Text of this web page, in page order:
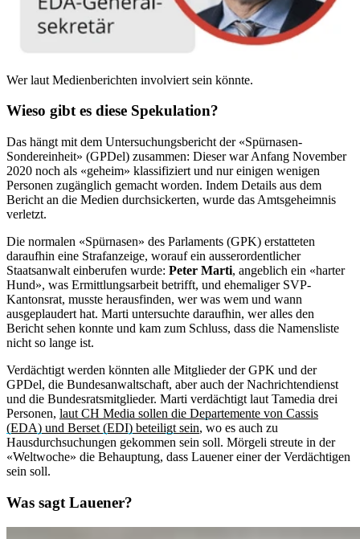
Wer laut Medienberichten involviert sein könnte.
Wieso gibt es diese Spekulation?
Das hängt mit dem Untersuchungsbericht der «Spürnasen-
Sondereinheit» (GPDel) zusammen: Dieser war Anfang November
2020 noch als «geheim» klassifiziert und nur einigen wenigen
Personen zugänglich gemacht worden. Indem Details aus dem
Bericht an die Medien durchsickerten, wurde das Amtsgeheimnis
verletzt.
Die normalen «Spürnasen» des Parlaments (GPK) erstatteten
daraufhin eine Strafanzeige, worauf ein ausserordentlicher
Staatsanwalt einberufen wurde: Peter Marti, angeblich ein «harter
Hund», was Ermittlungsarbeit betrifft, und ehemaliger SVP-
Kantonsrat, musste herausfinden, wer was wem und wann
ausgeplaudert hat. Marti untersuchte daraufhin, wer alles den
Bericht sehen konnte und kam zum Schluss, dass die Namensliste
nicht so lange ist.
Verdächtigt werden könnten alle Mitglieder der GPK und der
GPDel, die Bundesanwaltschaft, aber auch der Nachrichtendienst
und die Bundesratsmitglieder. Marti verdächtigt laut Tamedia drei
Personen, laut CH Media sollen die Departemente von Cassis
(EDA) und Berset (EDI) beteiligt sein, wo es auch zu
Hausdurchsuchungen gekommen sein soll. Mörgeli streute in der
«Weltwoche» die Behauptung, dass Lauener einer der Verdächtigen
sein soll.
Was sagt Lauener?